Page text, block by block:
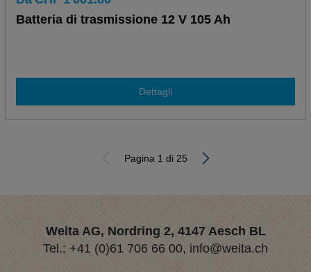
Batteria di trasmissione 12 V 105 Ah
Dettagli
Pagina 1 di 25
Weita AG, Nordring 2, 4147 Aesch BL
Tel.: +41 (0)61 706 66 00, info@weita.ch